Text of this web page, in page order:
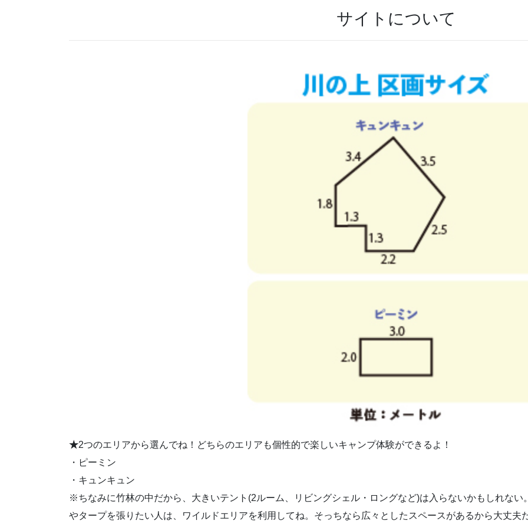
サイトについて
★2つのエリアから選んでね！どちらのエリアも個性的で楽しいキャンプ体験ができるよ！
・ピーミン
・キュンキュン
※ちなみに竹林の中だから、大きいテント(2ルーム、リビングシェル・ロングなど)は入らないかもしれない
やタープを張りたい人は、ワイルドエリアを利用してね。そっちなら広々としたスペースがあるから大丈夫